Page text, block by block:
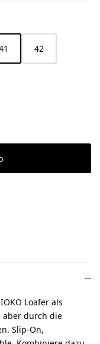
42
Loafer als
aber durch die
Slip-On,